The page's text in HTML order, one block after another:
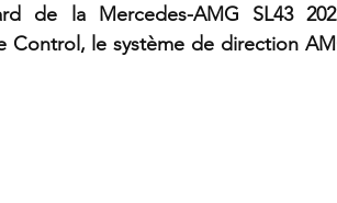
de la Mercedes-AMG SL43
Control, le système de direction